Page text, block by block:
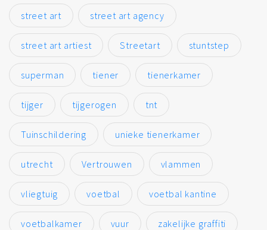
street art street art agency
street art artiest Streetart stuntstep
superman tiener tienerkamer
tijger tijgerogen tnt
Tuinschildering unieke tienerkamer
utrecht Vertrouwen vlammen
vliegtuig voetbal voetbal kantine
voetbalkamer vuur zakelijke graffiti